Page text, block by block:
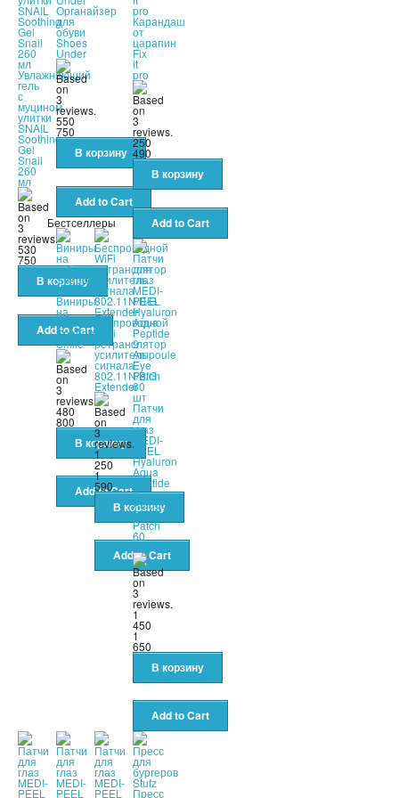
Увлажняющий
гель
с
муцином
улитки
SNAIL
Soothing
Gel
Snail
260
мл
530
750
Органайзер
для
обуви
Shoes
Under
550
750
Карандаш
от
царапин
Fix
it
pro
250
490
Бестселлеры
Виниры
на
Snapon
Smile
480
800
Беспроводной
WiFi
ретранслятор
усилитель
сигнала
802.11N/B/G
Extender
1
250
1
590
Патчи
для
глаз
MEDI-
PEEL
Hyaluron
Aqua
Peptide
9
Ampoule
Eye
Patch
60
шт
1
450
1
650
Пресс